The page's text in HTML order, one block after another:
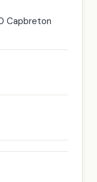
Capbreton